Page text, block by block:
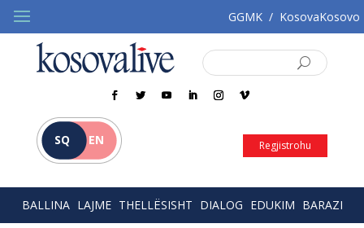
GGMK / KosovaKosovo
SQ EN Regjistrohu
BALLINA LAJME THELLËSISHT DIALOG EDUKIM BARAZI